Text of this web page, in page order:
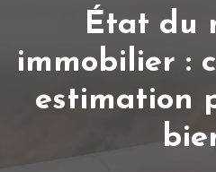
État du
immobilier :
estimation